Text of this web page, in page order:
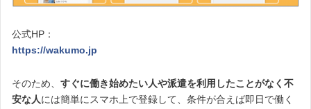
公式HP：
https://wakumo.jp
そのため、 すぐに働き始めたい人や派遣を利用したことがなく不
安な人には簡単にスマホ上で登録して、条件が合えば即日で働く